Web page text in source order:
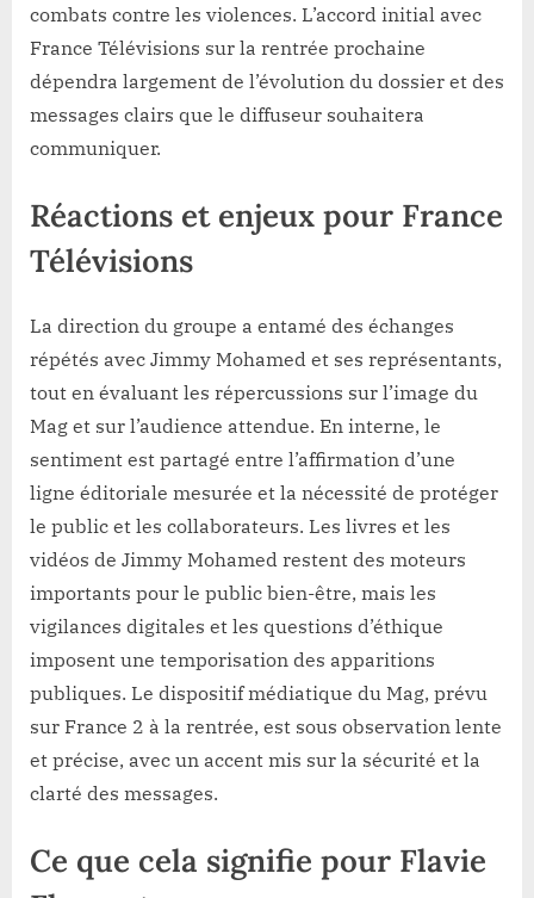
combats contre les violences. L’accord initial avec
France Télévisions sur la rentrée prochaine
dépendra largement de l’évolution du dossier et des
messages clairs que le diffuseur souhaitera
communiquer.
Réactions et enjeux pour France
Télévisions
La direction du groupe a entamé des échanges
répétés avec Jimmy Mohamed et ses représentants,
tout en évaluant les répercussions sur l’image du
Mag et sur l’audience attendue. En interne, le
sentiment est partagé entre l’affirmation d’une
ligne éditoriale mesurée et la nécessité de protéger
le public et les collaborateurs. Les livres et les
vidéos de Jimmy Mohamed restent des moteurs
importants pour le public bien-être, mais les
vigilances digitales et les questions d’éthique
imposent une temporisation des apparitions
publiques. Le dispositif médiatique du Mag, prévu
sur France 2 à la rentrée, est sous observation lente
et précise, avec un accent mis sur la sécurité et la
clarté des messages.
Ce que cela signifie pour Flavie